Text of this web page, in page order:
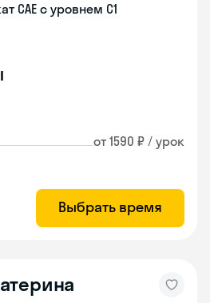
САЕ с уровнем С1
от 1590 ₽ / урок
Выбрать время